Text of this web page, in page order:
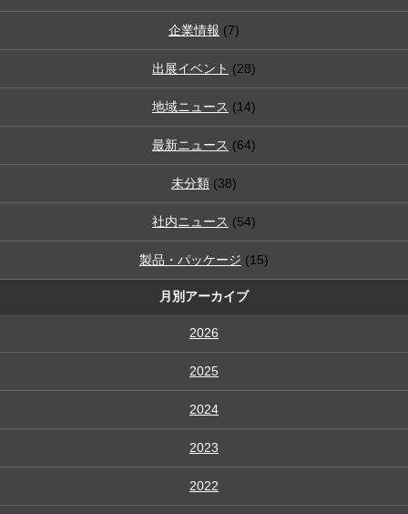
企業情報 (7)
出展イベント (28)
地域ニュース (14)
最新ニュース (64)
未分類 (38)
社内ニュース (54)
製品・パッケージ (15)
月別アーカイブ
2026
2025
2024
2023
2022